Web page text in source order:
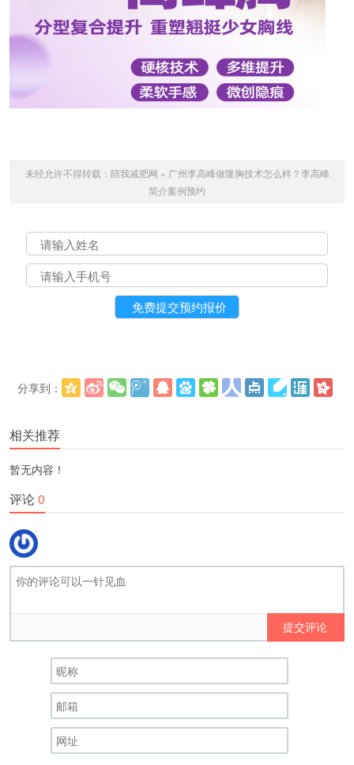
未经允许不得转载： 陪我减肥网 » 广州李高峰做隆胸技术怎么样？李高峰
简介案例预约
分享到：
相关推荐
暂无内容！
评论0
提交评论